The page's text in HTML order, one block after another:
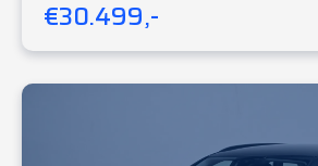
€30.499,-